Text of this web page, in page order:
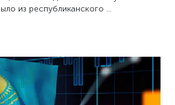
из республиканского …